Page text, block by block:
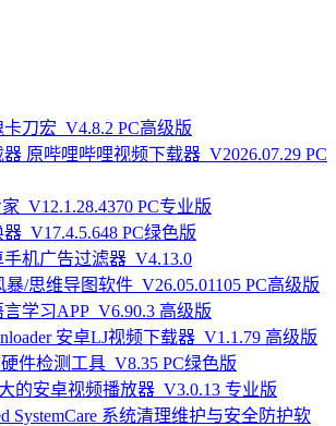
刀宏_V4.8.2 PC高级版
原哔哩哔哩视频下载器_V2026.07.29 PC
_V12.1.28.4370 PC专业版
_V17.4.5.648 PC绿色版
手机广告过滤器_V4.13.0
/思维导图软件_V26.05.01105 PC高级版
学习APP_V6.90.3 高级版
安卓LJ视频下载器_V1.1.79 高级版
件检测工具_V8.35 PC绿色版
的安卓视频播放器_V3.0.13 专业版
SystemCare 系统清理维护与安全防护软